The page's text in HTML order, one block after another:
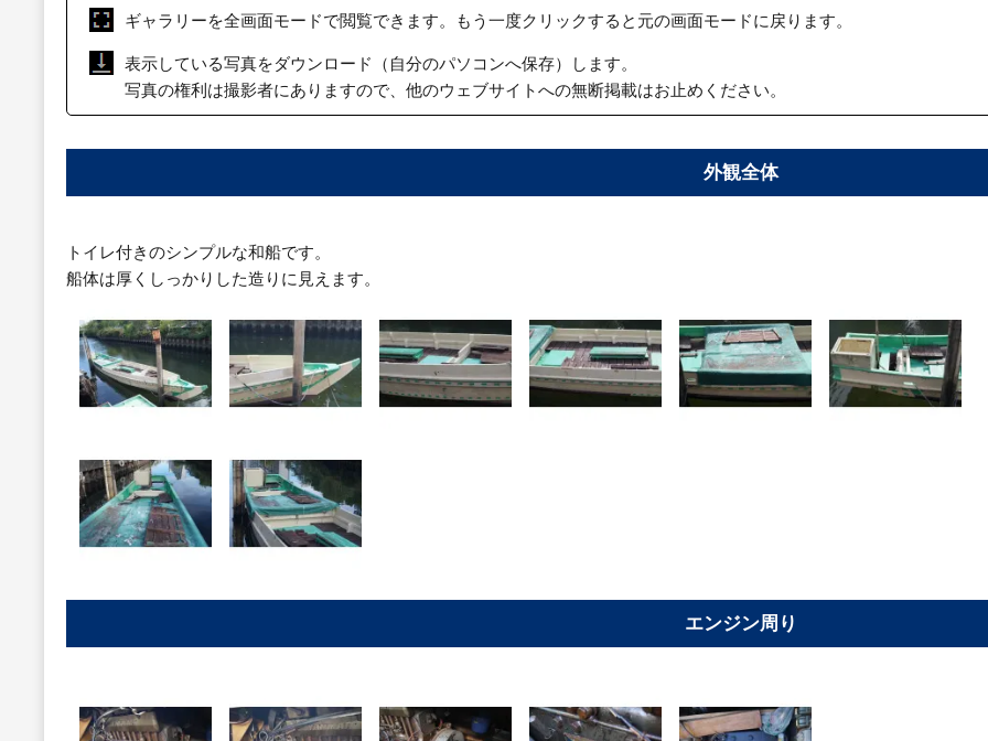
ギャラリーを全画面モードで閲覧できます。もう一度クリックすると元の画面モードに戻ります。
表示している写真をダウンロード（自分のパソコンへ保存）します。
写真の権利は撮影者にありますので、他のウェブサイトへの無断掲載はお止めください。
外観全体
トイレ付きのシンプルな和船です。
船体は厚くしっかりした造りに見えます。
エンジン周り